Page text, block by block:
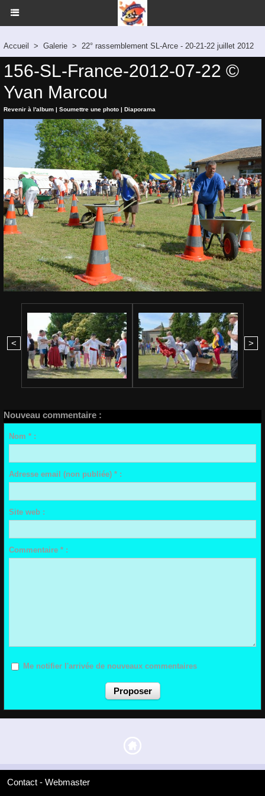
Accueil > Galerie > 22° rassemblement SL-Arce - 20-21-22 juillet 2012
156-SL-France-2012-07-22 ©
Yvan Marcou
Revenir à l'album | Soumettre une photo | Diaporama
< >
Nouveau commentaire :
Nom * :
Adresse email (non publiée) * :
Site web :
Commentaire * :
Me notifier l'arrivée de nouveaux commentaires
Contact - Webmaster